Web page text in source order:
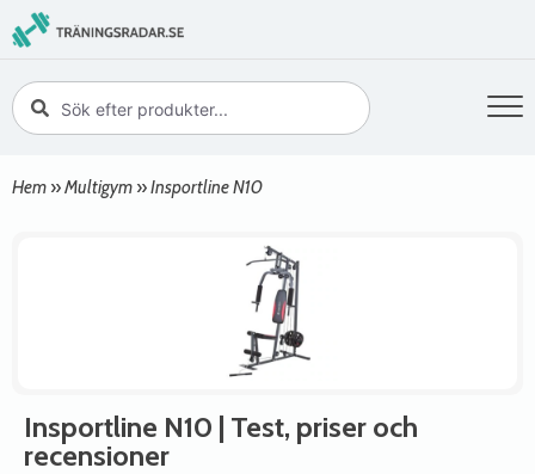
Hem »Multigym »Insportline N10
Insportline N10 | Test, priser och
recensioner